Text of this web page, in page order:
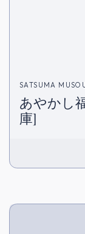
SATSUMA
あやかし
庫]